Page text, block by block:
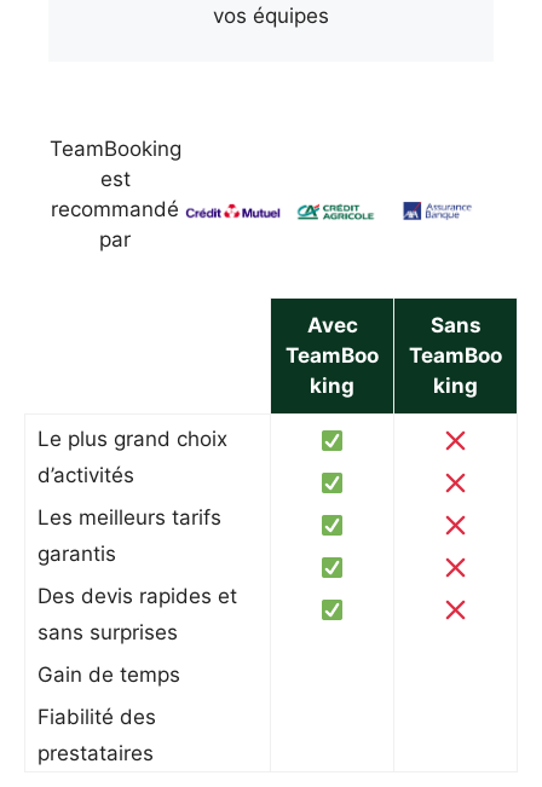
vos équipes
TeamBooking
est
recommandé
par
Avec
TeamBoo
king
Sans
TeamBoo
king
Le plus grand choix
d’activités
Les meilleurs tarifs
garantis
Des devis rapides et
sans surprises
Gain de temps
Fiabilité des
prestataires